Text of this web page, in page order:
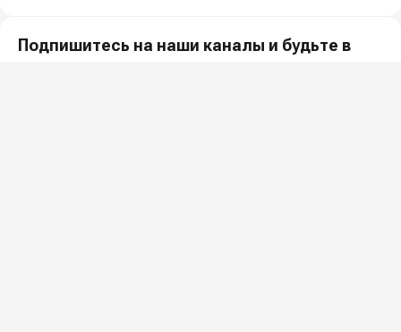
Подпишитесь на наши каналы и будьте в